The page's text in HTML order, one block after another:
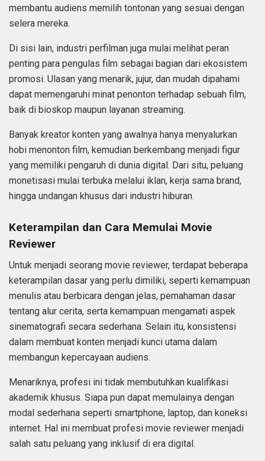
membantu audiens memilih tontonan yang sesuai dengan
selera mereka.
Di sisi lain, industri perfilman juga mulai melihat peran
penting para pengulas film sebagai bagian dari ekosistem
promosi. Ulasan yang menarik, jujur, dan mudah dipahami
dapat memengaruhi minat penonton terhadap sebuah film,
baik di bioskop maupun layanan streaming.
Banyak kreator konten yang awalnya hanya menyalurkan
hobi menonton film, kemudian berkembang menjadi figur
yang memiliki pengaruh di dunia digital. Dari situ, peluang
monetisasi mulai terbuka melalui iklan, kerja sama brand,
hingga undangan khusus dari industri hiburan.
Keterampilan dan Cara Memulai Movie
Reviewer
Untuk menjadi seorang movie reviewer, terdapat beberapa
keterampilan dasar yang perlu dimiliki, seperti kemampuan
menulis atau berbicara dengan jelas, pemahaman dasar
tentang alur cerita, serta kemampuan mengamati aspek
sinematografi secara sederhana. Selain itu, konsistensi
dalam membuat konten menjadi kunci utama dalam
membangun kepercayaan audiens.
Menariknya, profesi ini tidak membutuhkan kualifikasi
akademik khusus. Siapa pun dapat memulainya dengan
modal sederhana seperti smartphone, laptop, dan koneksi
internet. Hal ini membuat profesi movie reviewer menjadi
salah satu peluang yang inklusif di era digital.